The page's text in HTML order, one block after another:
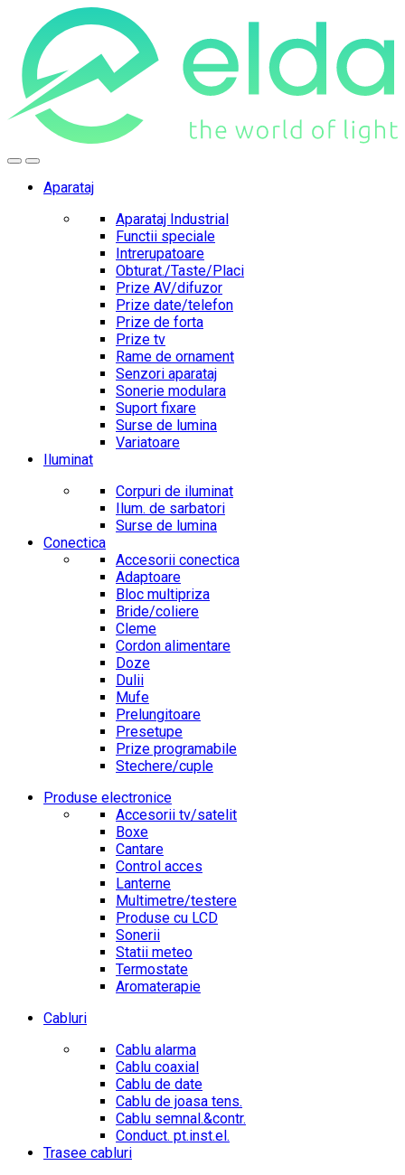
navigation
content
Aparataj
Aparataj Industrial
Functii speciale
Intrerupatoare
Obturat./Taste/Placi
Prize AV/difuzor
Prize date/telefon
Prize de forta
Prize tv
Rame de ornament
Senzori aparataj
Sonerie modulara
Suport fixare
Surse de lumina
Variatoare
Iluminat
Corpuri de iluminat
Ilum. de sarbatori
Surse de lumina
Conectica
Accesorii conectica
Adaptoare
Bloc multipriza
Bride/coliere
Cleme
Cordon alimentare
Doze
Dulii
Mufe
Prelungitoare
Presetupe
Prize programabile
Stechere/cuple
Produse electronice
Accesorii tv/satelit
Boxe
Cantare
Control acces
Lanterne
Multimetre/testere
Produse cu LCD
Sonerii
Statii meteo
Termostate
Aromaterapie
Cabluri
Cablu alarma
Cablu coaxial
Cablu de date
Cablu de joasa tens.
Cablu semnal.&contr.
Conduct. pt.inst.el.
Trasee cabluri